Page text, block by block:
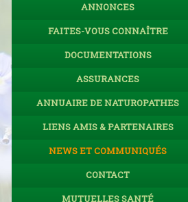
ANNONCES
FAITES-VOUS CONNAÎTRE
DOCUMENTATIONS
ASSURANCES
ANNUAIRE DE NATUROPATHES
LIENS AMIS & PARTENAIRES
NEWS ET COMMUNIQUÉS
CONTACT
MUTUELLES SANTÉ